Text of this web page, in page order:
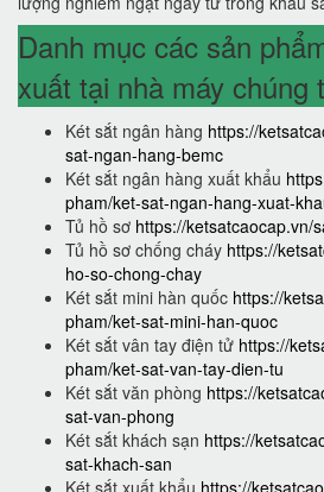
Danh mục các sản
xuất tại nhà máy chúng
Két sắt ngân hàng https://
sat-ngan-hang-bemc
Két sắt ngân hàng xuất khẩu
pham/ket-sat-ngan-hang-xuat-
Tủ hồ sơ https://ketsatcaocap.vn/
Tủ hồ sơ chống cháy https://
ho-so-chong-chay
Két sắt mini hàn quốc https://
pham/ket-sat-mini-han-quoc
Két sắt vân tay điện tử https://
pham/ket-sat-van-tay-dien-tu
Két sắt văn phòng https://
sat-van-phong
Két sắt khách sạn https://
sat-khach-san
Két sắt xuất khẩu https://